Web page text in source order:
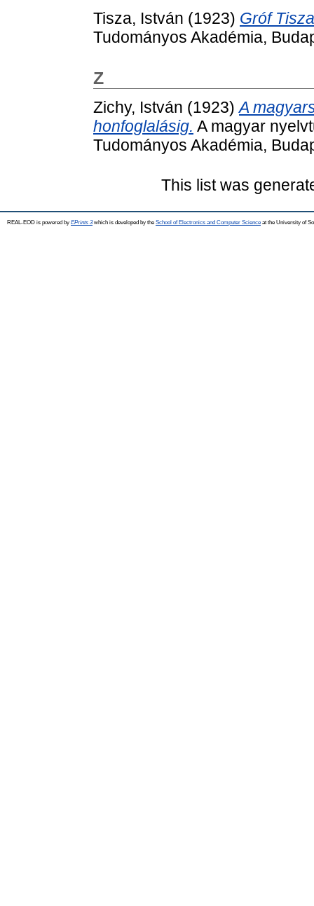
Tisza, István (1923) Gróf
Tudományos Akadémia,
Z
Zichy, István (1923)A
honfoglalásig. A magyar
Tudományos Akadémia,
This list was
REAL-EOD is powered by EPrints 3which is developed by the School of Electronics and Computer Science at the University of